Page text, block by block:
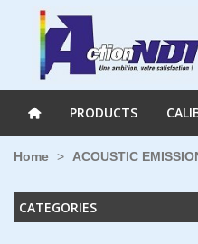
PRODUCTS
Home > ACOUSTIC
CATEGORIES